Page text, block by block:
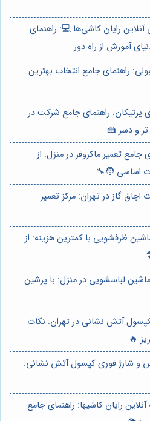
رایان کاشی‌ها 💻: راهنمای
آموزش از راه دور
راهنمای جامع انتخاب بهترین
پرتیکان: راهنمای جامع شرکت در
و دسر 🍰
جامع تعمیر ماکروفر در منزل: از
اساسی 🧑‍🔧
اجاق گاز در تهران: مرکز تعمیر
ظرفشویی با کمترین هزینه: از
لباسشویی در منزل: با پرشین
آتش نشانی در تهران: نکات
🔥
و شارژ فوری کپسول آتش نشانی:
رایان کاشیها: راهنمای جامع